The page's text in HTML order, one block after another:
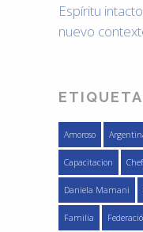
Espíritu
nuevo
Amoroso
Capacitacion Chef
Daniela Mamani
Familia